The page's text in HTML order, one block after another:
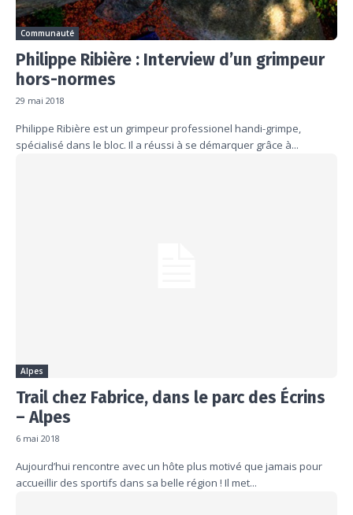
Communauté
Philippe Ribière : Interview d’un grimpeur
hors-normes
29 mai 2018
Philippe Ribière est un grimpeur professionel handi-grimpe,
spécialisé dans le bloc. Il a réussi à se démarquer grâce à...
Alpes
Trail chez Fabrice, dans le parc des Écrins
– Alpes
6 mai 2018
Aujourd’hui rencontre avec un hôte plus motivé que jamais pour
accueillir des sportifs dans sa belle région ! Il met...